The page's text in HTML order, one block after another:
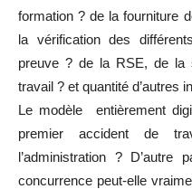
formation ? de la fourniture
la vérification des
preuve ? de la RSE, de la
travail ? et quantité d’autres
Le modèle entièrement
premier accident de
l’administration ?
concurrence peut-elle